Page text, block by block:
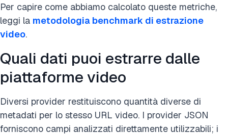
Per capire come abbiamo calcolato queste metriche,
leggi la metodologia benchmark di estrazione
video.
Quali dati puoi estrarre dalle
piattaforme video
Diversi provider restituiscono quantità diverse di
metadati per lo stesso URL video. I provider JSON
forniscono campi analizzati direttamente utilizzabili; i